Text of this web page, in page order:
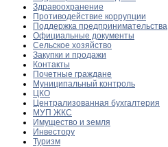
Здравоохранение
Противодействие коррупции
Поддержка предпринимательства
Официальные документы
Сельское хозяйство
Закупки и продажи
Контакты
Почетные граждане
Муниципальный контроль
ЦКО
Централизованная бухгалтерия
МУП ЖКС
Имущество и земля
Инвестору
Туризм